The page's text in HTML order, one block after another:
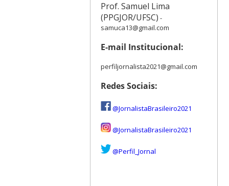
Prof. Samuel Lima
(PPGJOR/UFSC) -
samuca13@gmail.com
E-mail Institucional:
perfiljornalista2021@gmail.com
Redes Sociais:
@JornalistaBrasileiro2021
@JornalistaBrasileiro2021
@Perfil_Jornal